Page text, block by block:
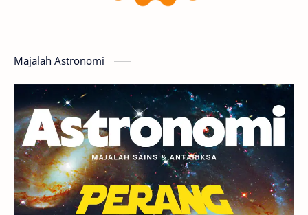
GMT 2016
Planet Kerdil Bumi Pengetahuan
Berita Hujan Meteor Satelit Alami
Rasi Bintang Teleskop Saturnus
GBT 2018 UFO Advertorial
Majalah Astronomi